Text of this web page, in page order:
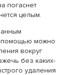
погаснет
целым.
помощью можно
вокруг
без каких-
удаления